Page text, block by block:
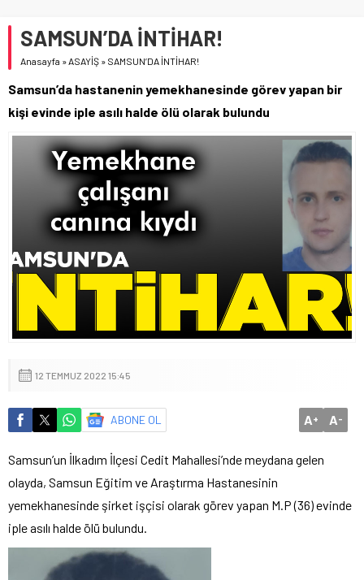
SAMSUN’DA İNTİHAR!
Anasayfa » ASAYİŞ » SAMSUN’DA İNTİHAR!
Samsun’da hastanenin yemekhanesinde görev yapan bir
kişi evinde iple asılı halde ölü olarak bulundu
12 TEMMUZ 2022 15:45
ABONE OL A+ A-
Samsun’un İlkadım İlçesi Cedit Mahallesi’nde meydana gelen
olayda, Samsun Eğitim ve Araştırma Hastanesinin
yemekhanesinde şirket işçisi olarak görev yapan M.P (36) evinde
iple asılı halde ölü bulundu.